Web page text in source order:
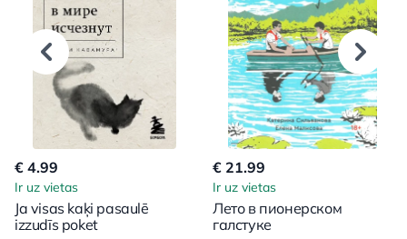
€ 4.99
Ir uz vietas
Ja visas kaķi pasaulē
izzudīs poket
€ 21.99
Ir uz vietas
Лето в пионерском
галстуке